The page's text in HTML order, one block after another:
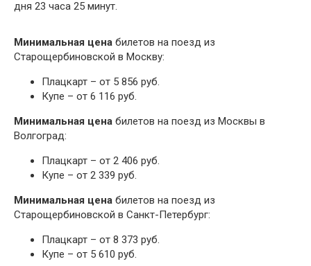
дня 23 часа 25 минут.
Минимальная цена билетов на поезд из
Старощербиновской в Москву:
Плацкарт – от 5 856 руб.
Купе – от 6 116 руб.
Минимальная цена билетов на поезд из Москвы в
Волгоград:
Плацкарт – от 2 406 руб.
Купе – от 2 339 руб.
Минимальная цена билетов на поезд из
Старощербиновской в Санкт-Петербург:
Плацкарт – от 8 373 руб.
Купе – от 5 610 руб.